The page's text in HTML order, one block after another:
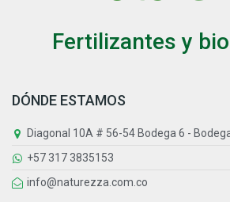
Fertilizantes y
DÓNDE ESTAMOS
Diagonal 10A # 56-54 Bodega 6 -
+57 317 3835153
info@naturezza.com.co